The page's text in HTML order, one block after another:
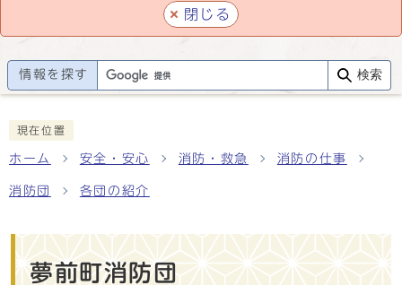
閉じる
情報を探す 検索
現在位置
ホーム 安全・安心 消防・救急 消防の仕事
消防団 各団の紹介
夢前町消防団